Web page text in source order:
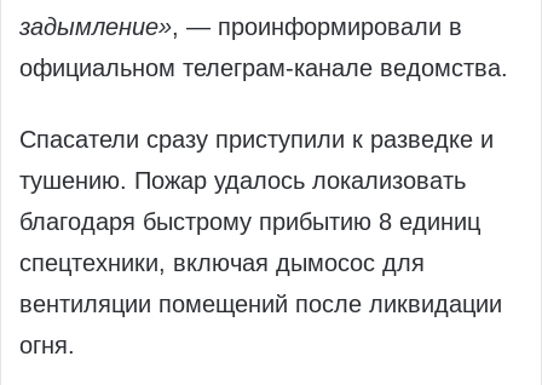
задымление», — проинформировали в
официальном телеграм-канале ведомства.
Спасатели сразу приступили к разведке и
тушению. Пожар удалось локализовать
благодаря быстрому прибытию 8 единиц
спецтехники, включая дымосос для
вентиляции помещений после ликвидации
огня.